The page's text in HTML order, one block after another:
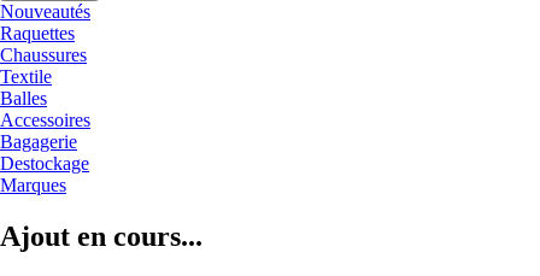
Nouveautés
Raquettes
Chaussures
Textile
Balles
Accessoires
Bagagerie
Destockage
Marques
Ajout en cours...